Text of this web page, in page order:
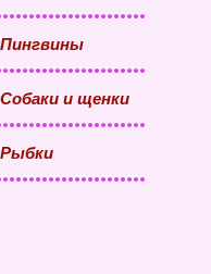
Пингвины
Собаки и щенки
Рыбки